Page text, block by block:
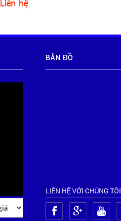
Liên hệ
BẢN ĐỒ
LIÊN HỆ VỚI CHÚNG TÔI